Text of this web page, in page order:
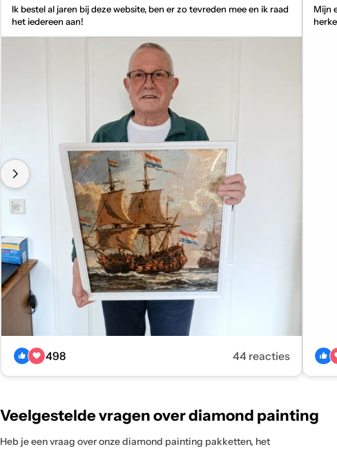
p
T
o
t
Ik bestel al jaren bij deze website, ben er zo tevreden mee en ik raad
het iedereen aan!
498 44 reacties
Mijn
van
Veelgestelde vragen over diamond painting
Heb je een vraag over onze diamond painting pakketten, het